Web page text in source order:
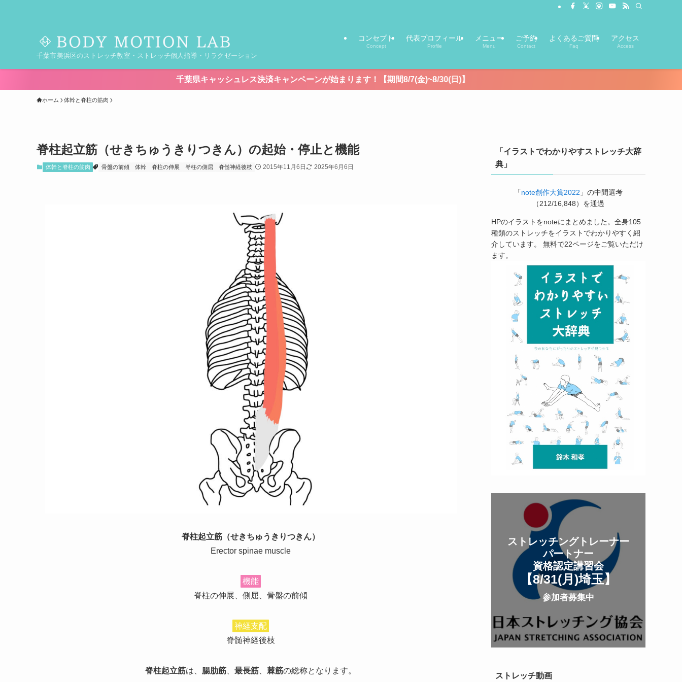
千葉市美浜区のストレッチ教室・ストレッチ個人指導・リラクゼーション
コンセプト
Concept
代表プロフィール
Profile
メニュー
Menu
ご予約
Contact
よくあるご質問
Faq
アクセス
Access
千葉県キャッシュレス決済キャンペーンが始まります！【期間8/7(金)~8/30(日)】
ホーム 体幹と脊柱の筋肉
脊柱起立筋（せきちゅうきりつきん）の起始・停止と機能
体幹と脊柱の筋肉 骨盤の前傾 体幹 脊柱の伸展 脊柱の側屈 脊髄神経後枝 2015年11月6日 2025年6月6日
脊柱起立筋（せきちゅうきりつきん）
Erector spinae muscle
機能
脊柱の伸展、側屈、骨盤の前傾
神経支配
脊髄神経後枝
脊柱起立筋は、 腸肋筋 最長筋 棘筋の総称となります。
「イラストでわかりやすストレッチ大辞
典」
「note創作大賞2022 」の中間選考
（212/16,848）を通過
HPのイラストをnoteにまとめました。全身105
種類のストレッチをイラストでわかりやすく紹
介しています。 無料で22ページをご覧いただけ
ます。
ストレッチングトレーナー
パートナー
資格認定講習会
【8/31(月 )埼玉】
参加者募集中
ストレッチ動画